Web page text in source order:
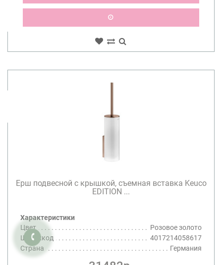
Ерш подвесной c крышкой, съемная вставка Keuco
EDITION ...
Характеристики
Цвет
Розовое золото
Штрихкод
4017214058617
Страна
Германия